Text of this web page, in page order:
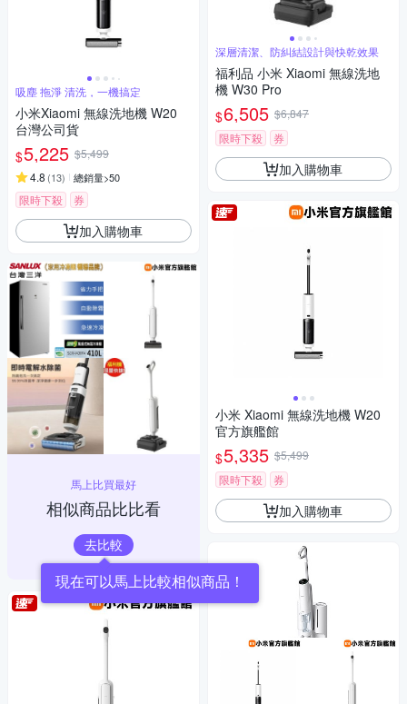
吸塵 拖淨 清洗，一機搞定
小米Xiaomi 無線洗地機 W20
台灣公司貨
$5,225 $5,499
4.8 (13) 總銷量>50
限時下殺 券
加入購物車
馬上比買最好
相似商品比比看
去比較
現在可以馬上比較相似商品！
深層清潔、防糾結設計與快乾效果
福利品 小米 Xiaomi 無線洗地
機 W30 Pro
$6,505 $6,847
限時下殺
券
加入購物車
小米 Xiaomi 無線洗地機 W20
官方旗艦館
$5,335 $5,499
限時下殺
券
加入購物車